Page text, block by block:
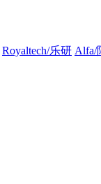
Royaltech/乐研 Alfa/